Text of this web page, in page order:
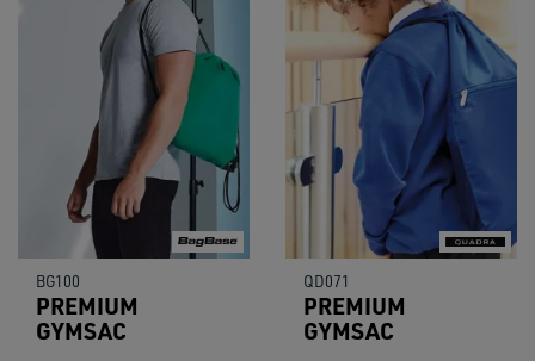
BG100
PREMIUM
GYMSAC
QD071
PREMIUM
GYMSAC